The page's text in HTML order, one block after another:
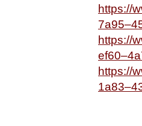
https://
https://
https://